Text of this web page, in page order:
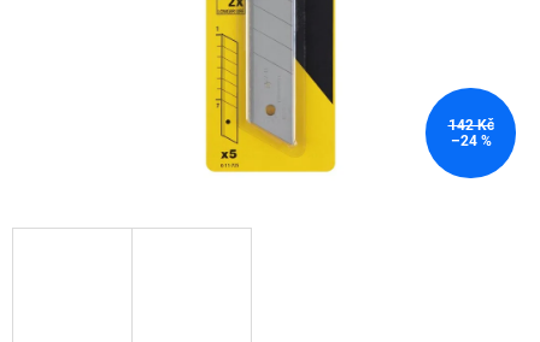
142 Kč
–24 %